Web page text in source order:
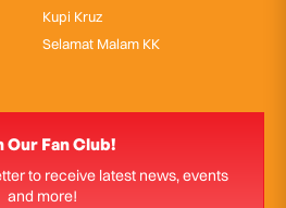
Kupi Kruz
Selamat Malam KK
Our Fan Club!
to receive latest news, events
and more!